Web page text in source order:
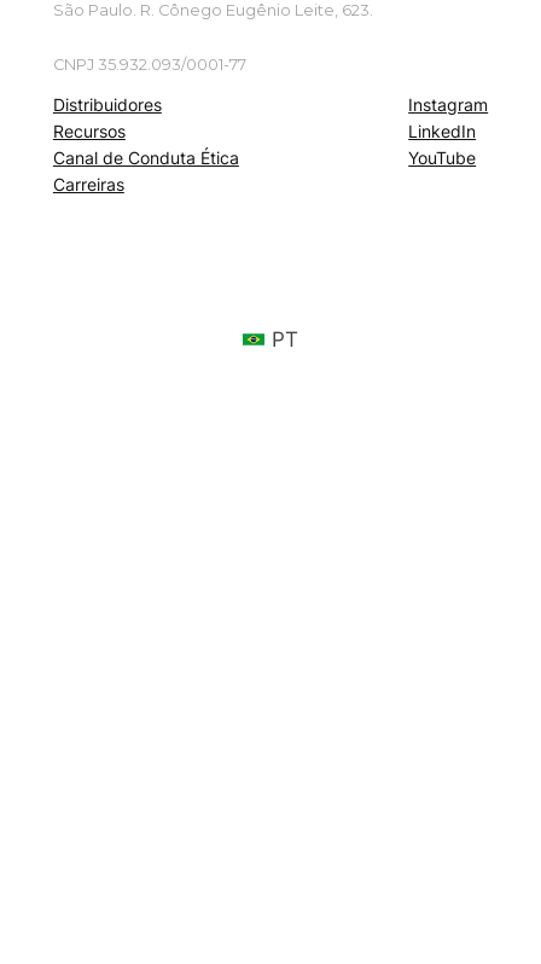
São Paulo. R. Cônego Eugênio Leite, 623.
CNPJ 35.932.093/0001-77
Distribuidores
Recursos
Canal de Conduta Ética
Carreiras
Instagram
LinkedIn
YouTube
PT